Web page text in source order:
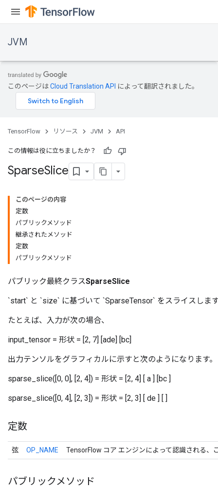
JVM
このページはCloud Translation API によって翻訳されました。
TensorFlow リソース JVM API
この情報は役に立ちましたか？
SparseSlice
このページの内容
定数
パブリックメソッド
継承されたメソッド
定数
パブリックメソッド
パブリック最終クラスSparseSlice
`start` と `size` に基づいて `SparseTensor` をスライスしま
たとえば、入力が次の場合、
input_tensor = 形状 = [2, 7] [ade] [bc]
出力テンソルをグラフィカルに示すと次のようになります。
sparse_slice([0, 0], [2, 4]) = 形状 = [2, 4] [ a ] [bc ]
sparse_slice([0, 4], [2, 3]) = 形状 = [2, 3] [ de ] [ ]
定数
弦 OP_NAME TensorFlow コア エンジンによって認識される、
パブリックメソッド